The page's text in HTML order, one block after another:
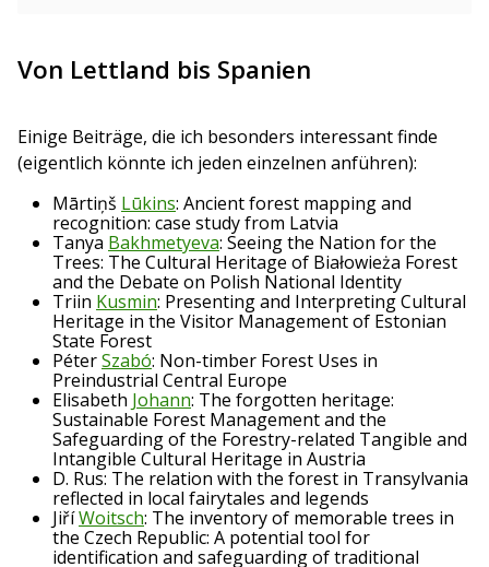
Von Lettland bis Spanien
Einige Beiträge, die ich besonders interessant finde
(eigentlich könnte ich jeden einzelnen anführen):
Mārtiņš Lūkins: Ancient forest mapping and
recognition: case study from Latvia
Tanya Bakhmetyeva: Seeing the Nation for the
Trees: The Cultural Heritage of Białowieża Forest
and the Debate on Polish National Identity
Triin Kusmin: Presenting and Interpreting Cultural
Heritage in the Visitor Management of Estonian
State Forest
PéterSzabó: Non-timber Forest Uses in
Preindustrial Central Europe
Elisabeth Johann: The forgotten heritage:
Sustainable Forest Management and the
Safeguarding of the Forestry-related Tangible and
Intangible Cultural Heritage in Austria
D. Rus: The relation with the forest in Transylvania
reflected in local fairytales and legends
JiříWoitsch: The inventory of memorable trees in
the Czech Republic: A potential tool for
identification and safeguarding of traditional